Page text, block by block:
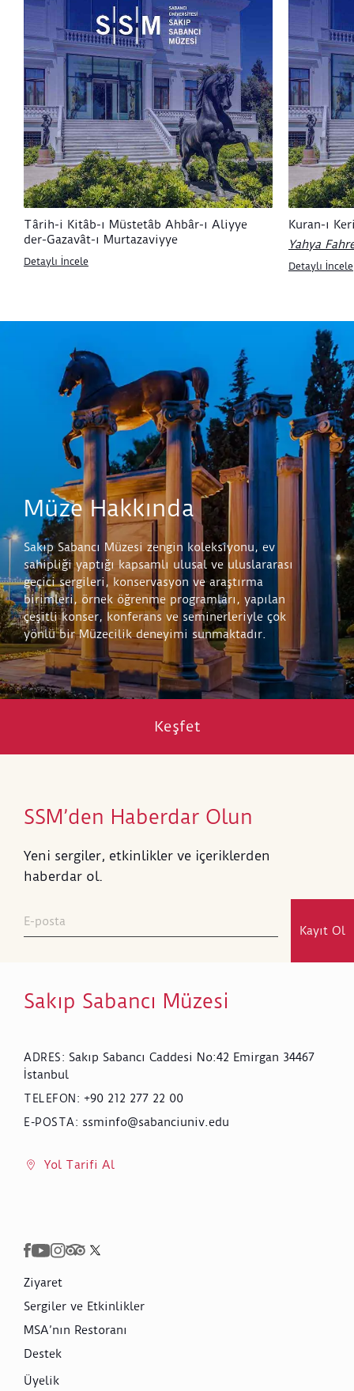
Târih-i Kitâb-ı Müstetâb Ahbâr-ı Aliyye
der-Gazavât-ı Murtazaviyye
Detaylı İncele
Kuran-ı
Yahya
Detaylı İncele
Müze Hakkında
Sakıp Sabancı Müzesi zengin koleksiyonu, ev
sahipliği yaptığı kapsamlı ulusal ve uluslararası
geçici sergileri, konservasyon ve araştırma
birimleri, örnek öğrenme programları, yapılan
çeşitli konser, konferans ve seminerleriyle çok
yönlü bir Müzecilik deneyimi sunmaktadır.
Keşfet
SSM’den Haberdar Olun
Yeni sergiler, etkinlikler ve içeriklerden
haberdar ol.
Kayıt Ol
Sakıp Sabancı Müzesi
ADRES: Sakıp Sabancı Caddesi No:42 Emirgan 34467
İstanbul
TELEFON : +90 212 277 22 00
E-POSTA: ssminfo@sabanciuniv.edu
Yol Tarifi Al
Ziyaret
Sergiler ve Etkinlikler
MSA’nın Restoranı
Destek
Üyelik